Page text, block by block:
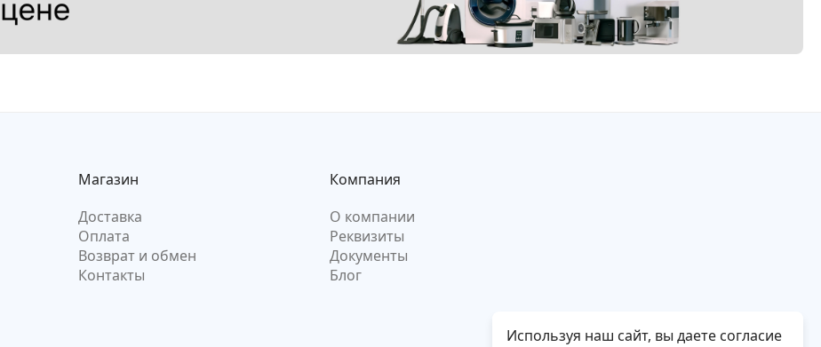
Магазин
Доставка
Оплата
Возврат и обмен
Контакты
Компания
О компании
Реквизиты
Документы
Блог
Используя наш сайт, вы даете согласие